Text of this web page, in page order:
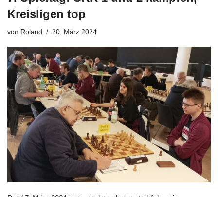
Kreisligen top
von Roland 20. März 2024